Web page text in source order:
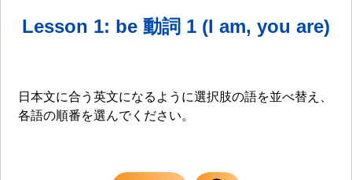
Lesson 1: be 動詞 1 (I am, you are)
日本文に合う英文になるように選択肢の語を並べ替え、
各語の順番を選んでください。